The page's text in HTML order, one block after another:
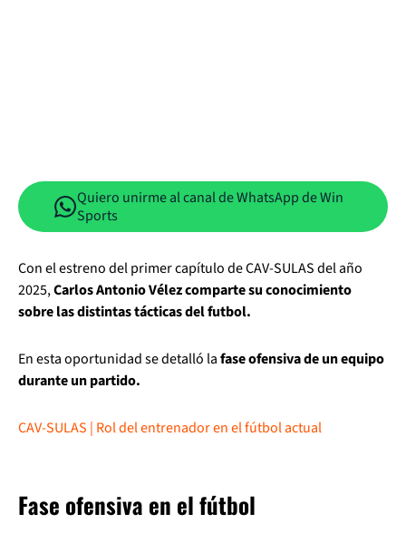
Quiero unirme al canal de WhatsApp de Win
Sports
Con el estreno del primer capítulo de CAV-SULAS del año
2025,Carlos Antonio Vélez comparte su conocimiento
sobre las distintas tácticas del futbol.
En esta oportunidad se detalló lafase ofensiva de un equipo
durante un partido.
CAV-SULAS | Rol del entrenador en el fútbol actual
Fase ofensiva en el fútbol